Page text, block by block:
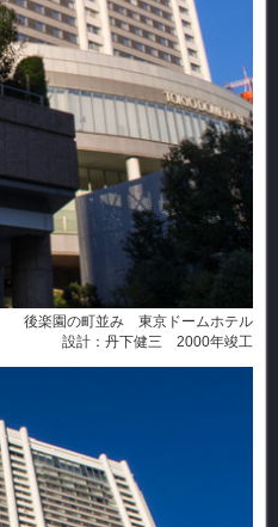
後楽園の町並み 東京ドームホテル
設計：丹下健三 2000年竣工